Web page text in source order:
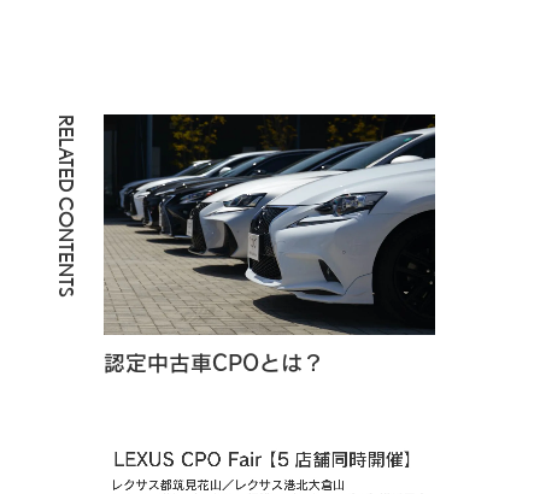
RELATED CONTENTS
認定中古車CPOとは？